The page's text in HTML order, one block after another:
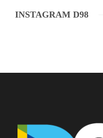
INSTAGRAM D98